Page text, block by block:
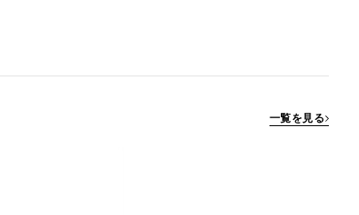
一覧を見る